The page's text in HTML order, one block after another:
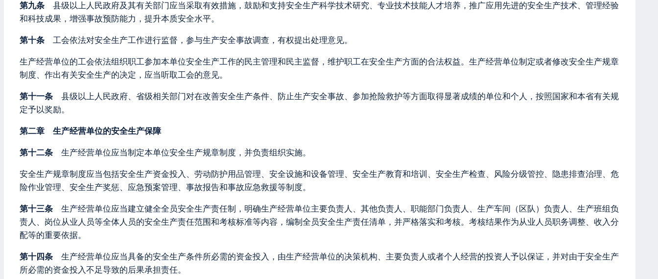
第九条 县级以上人民政府及其有关部门应当采取有效措施，鼓励和支持安全生产科学技术研究、专业技术技能人才培养，推广应用先进的安全生产技术、管理经验
和科技成果，增强事故预防能力，提升本质安全水平。
第十条 工会依法对安全生产工作进行监督，参与生产安全事故调查，有权提出处理意见。
生产经营单位的工会依法组织职工参加本单位安全生产工作的民主管理和民主监督，维护职工在安全生产方面的合法权益。生产经营单位制定或者修改安全生产规章
制度、作出有关安全生产的决定，应当听取工会的意见。
第十一条 县级以上人民政府、省级相关部门对在改善安全生产条件、防止生产安全事故、参加抢险救护等方面取得显著成绩的单位和个人，按照国家和本省有关规
定予以奖励。
第二章 生产经营单位的安全生产保障
第十二条 生产经营单位应当制定本单位安全生产规章制度，并负责组织实施。
安全生产规章制度应当包括安全生产资金投入、劳动防护用品管理、安全设施和设备管理、安全生产教育和培训、安全生产检查、风险分级管控、隐患排查治理、危
险作业管理、安全生产奖惩、应急预案管理、事故报告和事故应急救援等制度。
第十三条 生产经营单位应当建立健全全员安全生产责任制，明确生产经营单位主要负责人、其他负责人、职能部门负责人、生产车间（区队）负责人、生产班组负
责人、岗位从业人员等全体人员的安全生产责任范围和考核标准等内容，编制全员安全生产责任清单，并严格落实和考核。考核结果作为从业人员职务调整、收入分
配等的重要依据。
第十四条 生产经营单位应当具备的安全生产条件所必需的资金投入，由生产经营单位的决策机构、主要负责人或者个人经营的投资人予以保证，并对由于安全生产
所必需的资金投入不足导致的后果承担责任。